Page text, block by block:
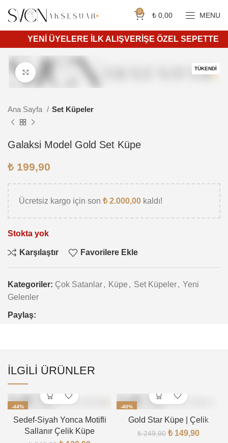
0 ₺ 0,00 MENU
YENİ ÜYELERE İLK ALIŞVERİŞE ÖZEL SEPETTE
TÜKENDI
Ana Sayfa Set Küpeler
Galaksi Model Gold Set Küpe
₺ 199,90
Ücretsiz kargo için son ₺2.000,00 kaldı!
Stokta yok
Karşılaştır Favorilere Ekle
Kategoriler: Çok Satanlar, Küpe , Set Küpeler, Yeni
Gelenler
Paylaş:
İLGILI ÜRÜNLER
-44%
Sedef-Siyah Yonca Motifli
Sallanır Çelik Küpe
-40%
Gold Star Küpe | Çelik
₺249,90 ₺149,90
Siparişleriniz 4 iş günü içerisinde kargoya teslim edilir. 750 ₺ ve üzeri ücretsiz kargo.